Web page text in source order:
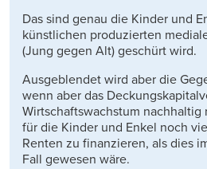
Das sind genau die Kinder und
künstlichen produzierten
(Jung gegen Alt) geschürt wird.
Ausgeblendet wird aber die
wenn aber das
Wirtschaftswachstum
für die Kinder und Enkel noch
Renten zu finanzieren, als dies
Fall gewesen wäre.